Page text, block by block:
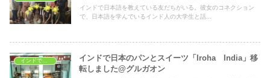
インドで日本語を教えている友だちがいる。彼女のコネクション
で、日本語を学んでいるインド人の大学生と話...
インドでショッピング
インドで日本のパンとスイーツ「Iroha India」移
転しました@グルガオン